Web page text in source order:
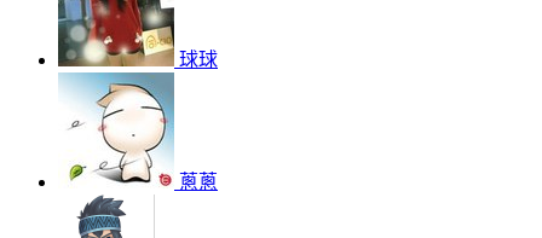
球球
蔥蔥